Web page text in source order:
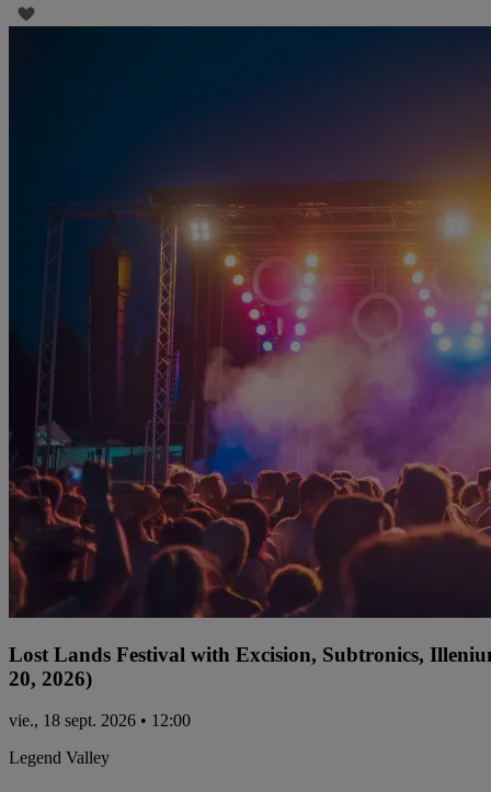
Lost Lands Festival with Excision, Subtronics,
20, 2026)
vie., 18 sept. 2026 • 12:00
Legend Valley